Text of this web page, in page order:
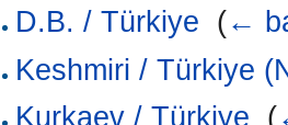
D.B. / Türkiye (←
Keshmiri / Türkiye
Kurkaev / Türkiye (